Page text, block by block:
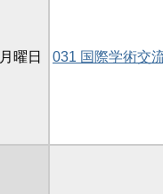
曜日 031 国際学術交